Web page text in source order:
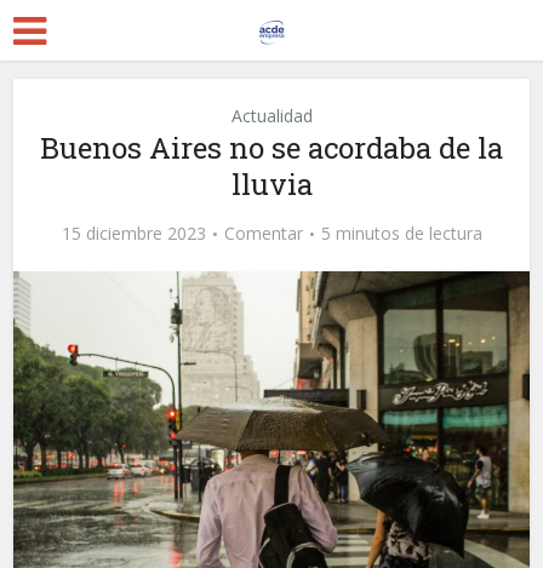
Actualidad
Buenos Aires no se acordaba de la
lluvia
15 diciembre 2023 Comentar 5 minutos de lectura